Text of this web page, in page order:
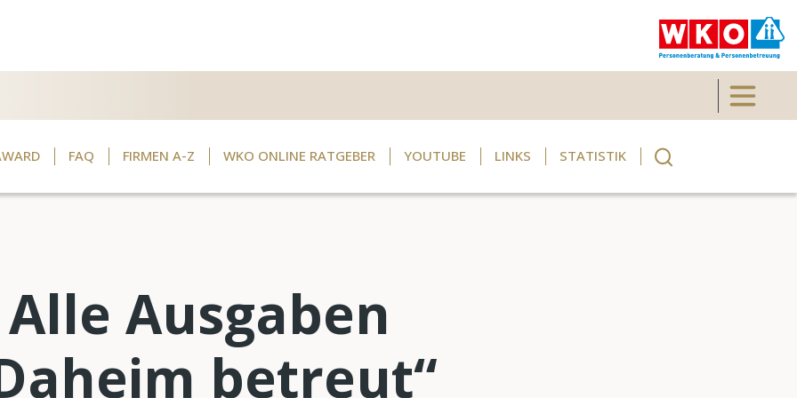
Toggle
FAQ FIRMEN A-Z WKO ONLINE RATGEBER YOUTUBE LINKS STATISTIK
Alle Ausgaben
betreut“